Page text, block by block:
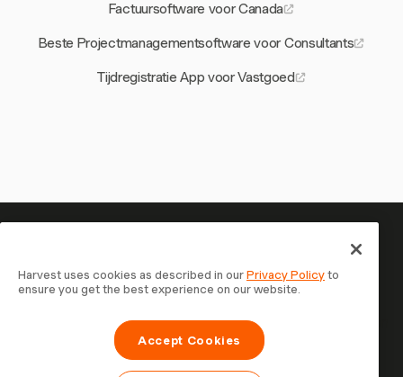
Factuursoftware voor Canada
Beste Projectmanagementsoftware voor Consultants
Tijdregistratie App voor Vastgoed
Je tijd is het waard om bij te
houden — begin nu
Sluit je aan bij meer dan 70.000 bedrijven die tijd
registreren, klanten factureren en sneller betaald worden
met Harvest. Gratis te proberen, in 30 seconden
Harvest uses cookies as described in ourPrivacy Policyto
ensure you get the best experience on our website.
Accept Cookies